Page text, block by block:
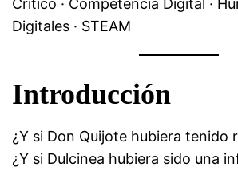
Digitales · STEAM
Introducción
¿Y si Don Quijote hubiera tenido
¿Y si Dulcinea hubiera sido una